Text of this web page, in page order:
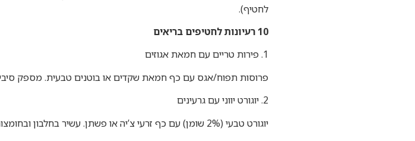
לחטיף).
10 רעיונות לחטיפים בריאים
1. פירות טריים עם חמאת אגוזים
פרוסות תפוח/אגס עם כף חמאת שקדים או בוטנים טבעית. מספק
2. יוגורט יווני עם גרעינים
יוגורט טבעי (2% שומן) עם כף זרעי צ’יה או פשתן. עשיר בחלבון ובחומצות שומן אומגה 3.